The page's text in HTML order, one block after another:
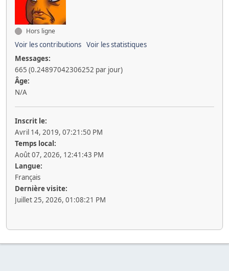
Hors ligne
Voir les contributions Voir les statistiques
Messages:
665 (0.24897042306252 par jour)
Âge:
N/A
Inscrit le:
Avril 14, 2019, 07:21:50 PM
Temps local:
Août 07, 2026, 12:41:43 PM
Langue:
Français
Dernière visite:
Juillet 25, 2026, 01:08:21 PM